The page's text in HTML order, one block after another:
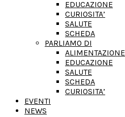
EDUCAZIONE
CURIOSITA’
SALUTE
SCHEDA
PARLIAMO DI
ALIMENTAZIONE
EDUCAZIONE
SALUTE
SCHEDA
CURIOSITA’
EVENTI
NEWS